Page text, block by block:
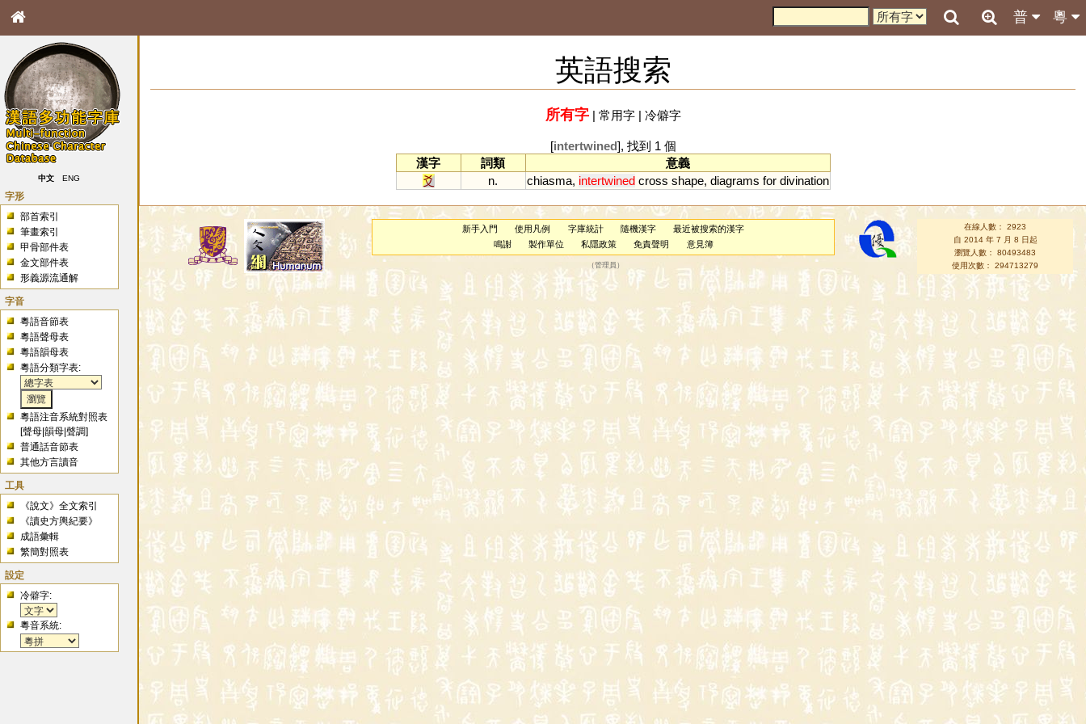
粵
普
中文 ENG
字形
部首索引
筆畫索引
甲骨部件表
金文部件表
形義源流通解
字音
粵語音節表
粵語聲母表
粵語韻母表
粵語分類字表:
粵語注音系統對照表
[聲母 |韻母 |聲調]
普通話音節表
其他方言讀音
工具
《說文》全文索引
《讀史方輿紀要》
成語彙輯
繁簡對照表
設定
冷僻字:
粵音系統:
英語搜索
所有字| 常用字| 冷僻字
[intertwined], 找到 1 個
漢字
詞類
意義
爻
n. chiasma, intertwined cross shape, diagrams for divination
新手入門 使用凡例 字庫統計 隨機漢字
最近被搜索的漢字
鳴謝
製作單位 私隱政策 免責聲明 意見簿
（管理員 ）
在線人數： 2923
自 2014 年 7 月 8 日起
瀏覽人數： 80493483
使用次數： 294713279